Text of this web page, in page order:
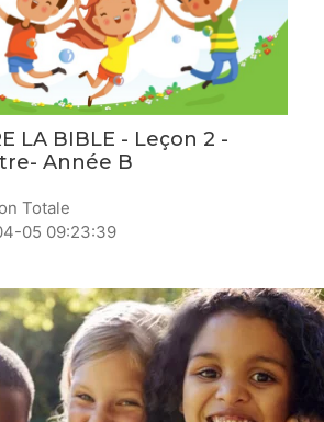
LA BIBLE - Leçon 2 -
Année B
Totale
05 09:23:39